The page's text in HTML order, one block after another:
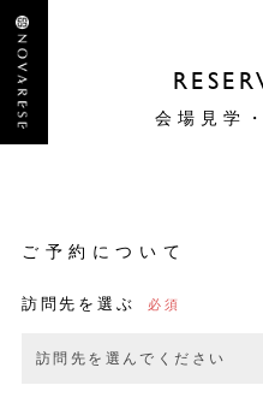
会場見学
ご予約について
訪問先を選ぶ